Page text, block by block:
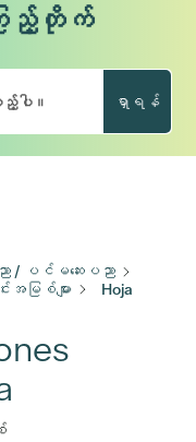
ြည့်တိုက်
ရှာရန်
ာ / ပင်မဆေးပညာ
မြစ်များ
Hoja